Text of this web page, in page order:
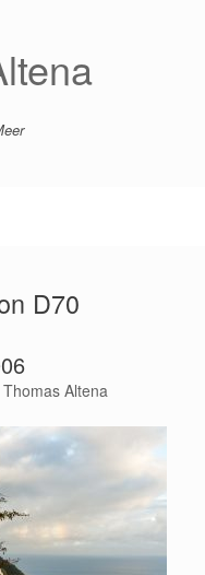
D70
Thomas Altena